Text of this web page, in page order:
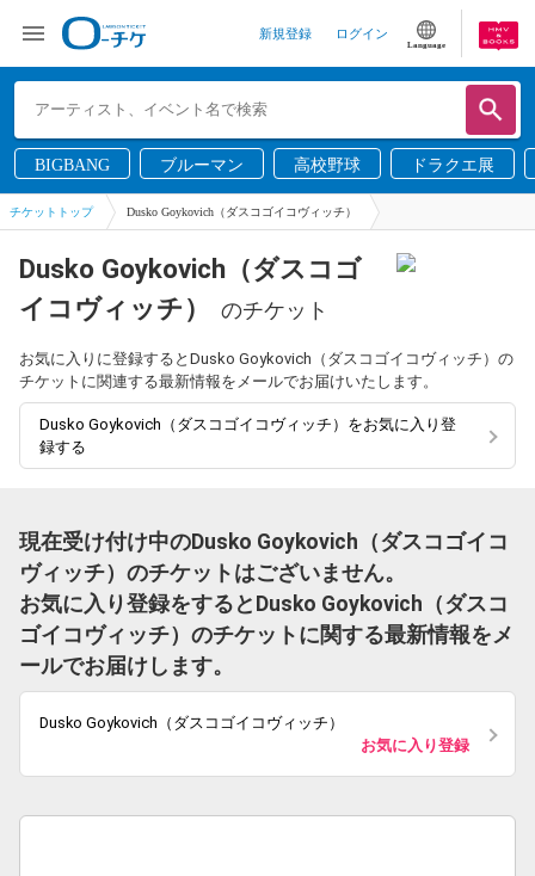
新規登録 ログイン
Language
BIGBANG ブルーマン 高校野球 ドラクエ展
チケットトップ Dusko Goykovich（ダスコゴイコヴィッチ）
Dusko Goykovich（ダスコゴ
イコヴィッチ）
のチケット
お気に入りに登録するとDusko Goykovich（ダスコゴイコヴィッチ）の
チケットに関連する最新情報をメールでお届けいたします。
Dusko Goykovich（ダスコゴイコヴィッチ）をお気に入り登
録する
現在受け付け中のDusko Goykovich（ダスコゴイコ
ヴィッチ）のチケットはございません。
お気に入り登録をするとDusko Goykovich（ダスコ
ゴイコヴィッチ）のチケットに関する最新情報をメ
ールでお届けします。
Dusko Goykovich（ダスコゴイコヴィッチ）
お気に入り登録